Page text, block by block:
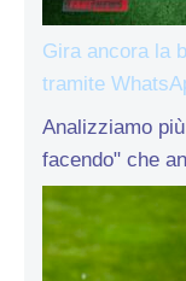
Gira ancora la
tramite
Analizziamo
facendo" che